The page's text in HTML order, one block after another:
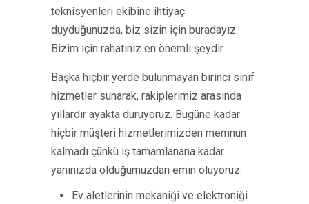
teknisyenleri ekibine ihtiyaç
duyduğunuzda, biz sizin için buradayız.
Bizim için rahatınız en önemli şeydir.
Başka hiçbir yerde bulunmayan birinci sınıf
hizmetler sunarak, rakiplerimiz arasında
yıllardır ayakta duruyoruz. Bugüne kadar
hiçbir müşteri hizmetlerimizden memnun
kalmadı çünkü iş tamamlanana kadar
yanınızda olduğumuzdan emin oluyoruz.
Ev aletlerinin mekaniği ve elektroniği